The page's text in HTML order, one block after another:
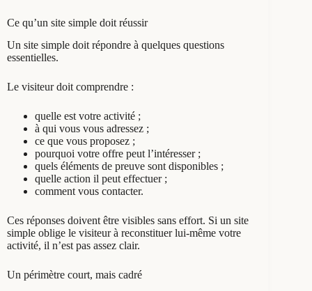
Ce qu’un site simple doit réussir
Un site simple doit répondre à quelques questions
essentielles.
Le visiteur doit comprendre :
quelle est votre activité ;
à qui vous vous adressez ;
ce que vous proposez ;
pourquoi votre offre peut l’intéresser ;
quels éléments de preuve sont disponibles ;
quelle action il peut effectuer ;
comment vous contacter.
Ces réponses doivent être visibles sans effort. Si un site
simple oblige le visiteur à reconstituer lui-même votre
activité, il n’est pas assez clair.
Un périmètre court, mais cadré